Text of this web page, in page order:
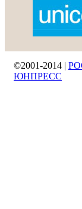
©2001-2014 |
ЮНПРЕСС